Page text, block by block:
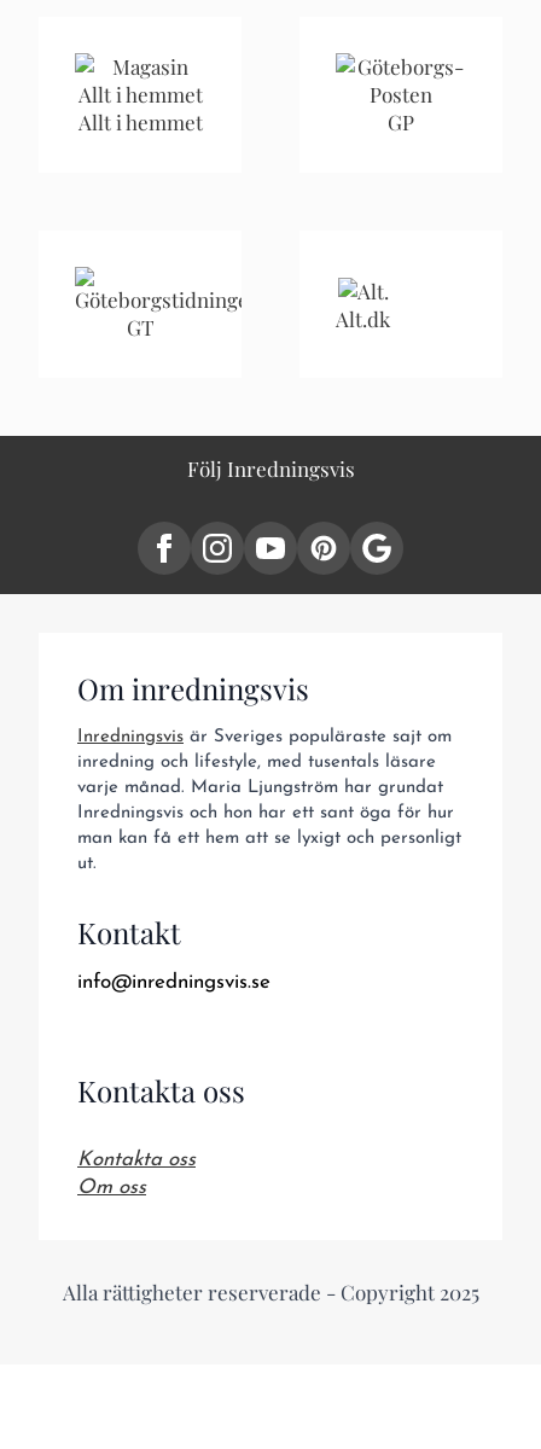
Allt i hemmet GP
GT Alt.dk
Följ Inredningsvis
Om inredningsvis
Inredningsvis är Sveriges populäraste sajt om
inredning och lifestyle, med tusentals läsare
varje månad. Maria Ljungström har grundat
Inredningsvis och hon har ett sant öga för hur
man kan få ett hem att se lyxigt och personligt
ut.
Kontakt
info@inredningsvis.se
Kontakta oss
Kontakta oss
Om oss
Alla rättigheter reserverade - Copyright 2025